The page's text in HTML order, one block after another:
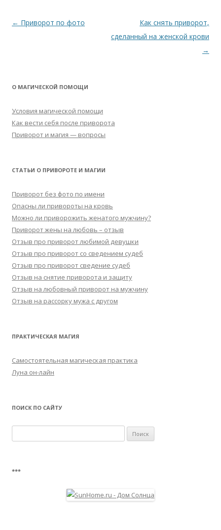
Навигация
← Приворот по фото
Как снять приворот,
сделанный на женской крови
→
О МАГИЧЕСКОЙ ПОМОЩИ
Условия магической помощи
Как вести себя после приворота
Приворот и магия — вопросы
СТАТЬИ О ПРИВОРОТЕ И МАГИИ
Приворот без фото по имени
Опасны ли привороты на кровь
Можно ли приворожить женатого мужчину?
Приворот жены на любовь – отзыв
Отзыв про приворот любимой девушки
Отзыв про приворот со сведением судеб
Отзыв про приворот сведение судеб
Отзыв на снятие приворота и защиту
Отзыв на любовный приворот на мужчину
Отзыв на рассорку мужа с другом
ПРАКТИЧЕСКАЯ МАГИЯ
Самостоятельная магическая практика
Луна он-лайн
ПОИСК ПО САЙТУ
***